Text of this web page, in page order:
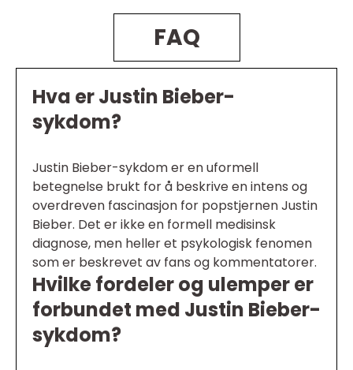
FAQ
Hva er Justin Bieber-
sykdom?
Justin Bieber-sykdom er en uformell
betegnelse brukt for å beskrive en intens og
overdreven fascinasjon for popstjernen Justin
Bieber. Det er ikke en formell medisinsk
diagnose, men heller et psykologisk fenomen
som er beskrevet av fans og kommentatorer.
Hvilke fordeler og ulemper er
forbundet med Justin Bieber-
sykdom?